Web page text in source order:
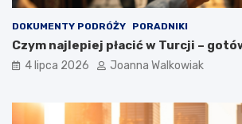
DOKUMENTY PODRÓŻY PORADNIKI
Czym najlepiej płacić w Turcji –
4 lipca 2026 Joanna Walkowiak